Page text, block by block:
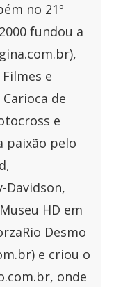
no 21º
fundou a
e
de
e
paixão pelo
Davidson,
HD em
Desmo
e criou o
onde